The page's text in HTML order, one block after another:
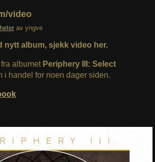
video
av yngve
nytt album, sjekk video her.
albumet Periphery III: Select
i handel for noen dager siden.